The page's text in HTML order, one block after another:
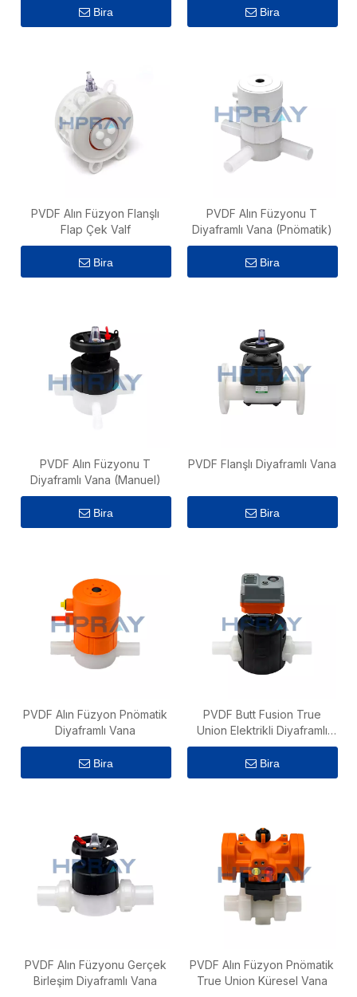
Bira Bira
PVDF Alın Füzyon Flanşlı
Flap Çek Valf
Bira
PVDF Alın Füzyonu T
Diyaframlı Vana (Pnömatik)
Bira
PVDF Alın Füzyonu T
Diyaframlı Vana (Manuel)
Bira
PVDF Flanşlı Diyaframlı Vana
Bira
PVDF Alın Füzyon Pnömatik
Diyaframlı Vana
Bira
PVDF Butt Fusion True
Union Elektrikli Diyaframlı
Vana
Bira
PVDF Alın Füzyonu Gerçek
Birleşim Diyaframlı Vana
PVDF Alın Füzyon Pnömatik
True Union Küresel Vana